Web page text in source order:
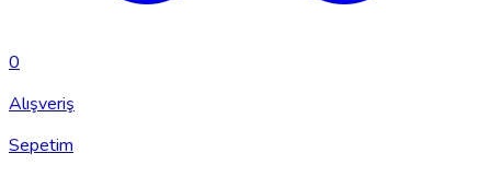
0
Alışveriş
Sepetim